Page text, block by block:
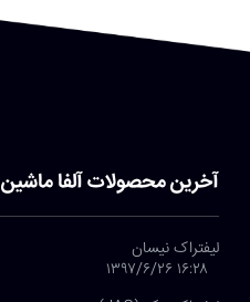
آخرین محصولات آلفا ماشین
لیفتراک نیسان
۱۶:۲۸ ۱۳۹۷/۶/۲۶